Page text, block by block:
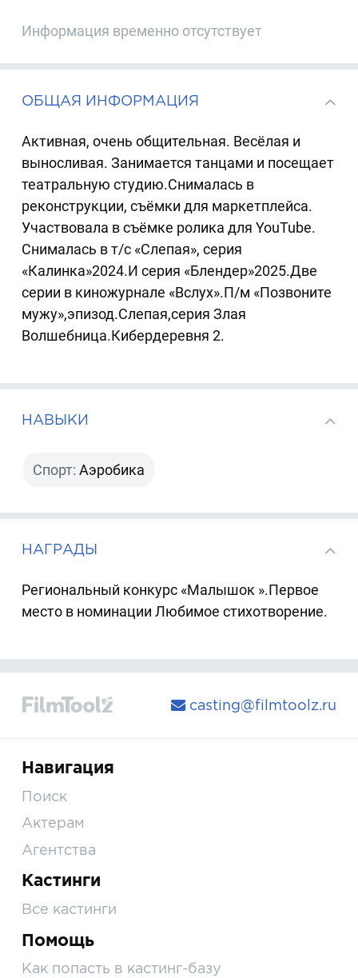
Информация временно отсутствует
ОБЩАЯ ИНФОРМАЦИЯ
Активная, очень общительная. Весёлая и
выносливая. Занимается танцами и посещает
театральную студию.Снималась в
реконструкции, съёмки для маркетплейса.
Участвовала в съёмке ролика для YouTube.
Снималась в т/с «Слепая», серия
«Калинка»2024.И серия «Блендер»2025.Две
серии в киножурнале «Вслух».П/м «Позвоните
мужу»,эпизод.Слепая,серия Злая
Волшебница.Кибердеревня 2.
НАВЫКИ
Спорт: Аэробика
НАГРАДЫ
Региональный конкурс «Малышок ».Первое
место в номинации Любимое стихотворение.
casting@filmtoolz.ru
Навигация
Поиск
Актерам
Агентства
Кастинги
Все кастинги
Помощь
Как попасть в кастинг-базу